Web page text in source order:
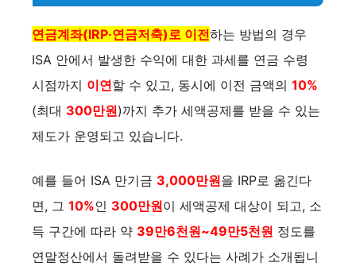
연금계좌(IRP·연금저축)로 이전하는 방법의 경우
ISA 안에서 발생한 수익에 대한 과세를 연금 수령
시점까지 이연할 수 있고, 동시에 이전 금액의 10%
(최대 300만원)까지 추가 세액공제를 받을 수 있는
제도가 운영되고 있습니다.
예를 들어 ISA 만기금 3,000만원을 IRP로 옮긴다
면, 그 10%인 300만원이 세액공제 대상이 되고, 소
득 구간에 따라 약 39만6천원~49만5천원 정도를
연말정산에서 돌려받을 수 있다는 사례가 소개됩니